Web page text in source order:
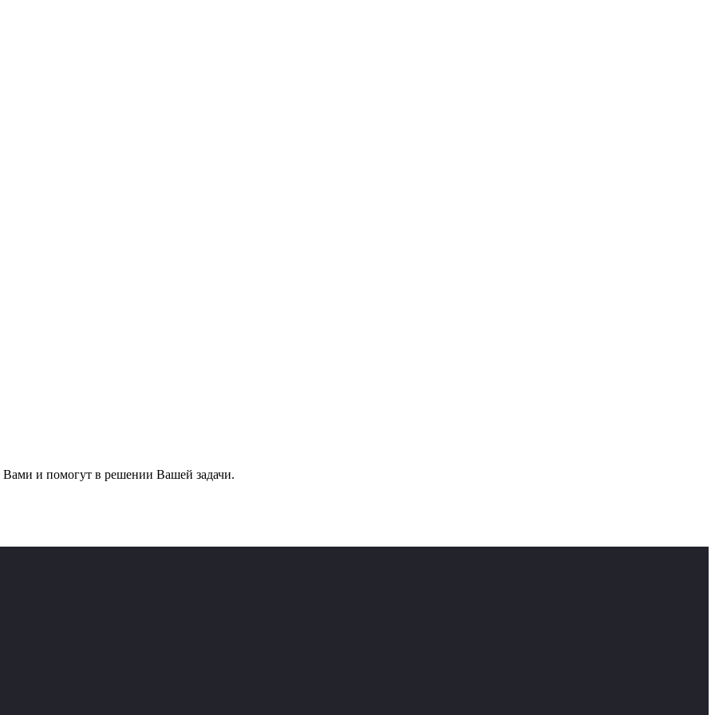
и помогут в решении Вашей задачи.